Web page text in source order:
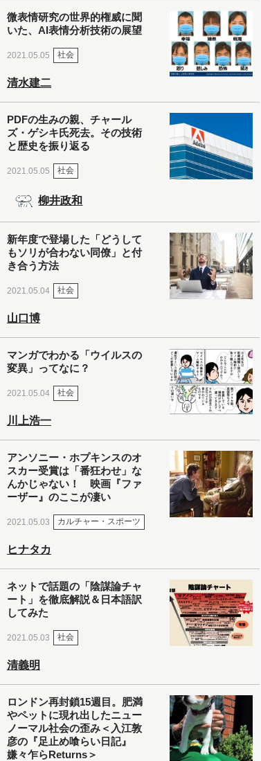
微表情研究の世界的権威に聞
いた、AI表情分析技術の展望
2021.05.05 社会
清水建二
PDFの生みの親、チャール
ズ・ゲシキ氏死去。その技術
と歴史を振り返る
2021.05.05 社会
柳井政和
新年度で登場した「どうして
もソリが合わない同僚」と付
き合う方法
2021.05.04 社会
山口博
マンガでわかる「ウイルスの
変異」ってなに？
2021.05.04 社会
川上浩一
アンソニー・ホプキンスのオ
スカー受賞は「番狂わせ」な
んかじゃない！ 映画『ファ
ーザー』のここが凄い
2021.05.03 カルチャー・スポーツ
ヒナタカ
ネットで話題の「陰謀論チャ
ート」を徹底解説＆日本語訳
してみた
2021.05.03 社会
清義明
ロンドン再封鎖15週目。肥満
やペットに現れ出したニュー
ノーマル社会の歪み＜入江敦
彦の『足止め喰らい日記』
嫌々乍らReturns＞